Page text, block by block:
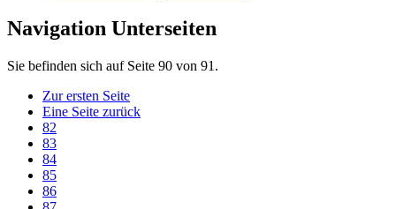
Navigation Unterseiten
Sie befinden sich auf Seite 90 von 91.
Zur ersten Seite
Eine Seite zurück
82
83
84
85
86